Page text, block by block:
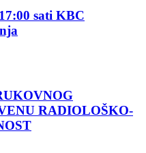
sati KBC
RADIOLOŠKO-